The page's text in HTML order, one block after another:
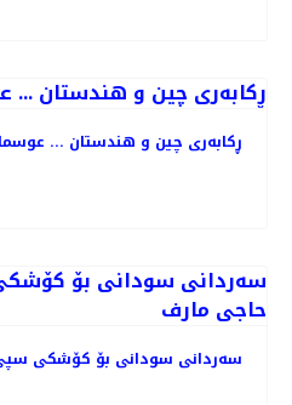
ڕکابەری چین و هندستان ...
سەردانی سودانی بۆ کۆشکی